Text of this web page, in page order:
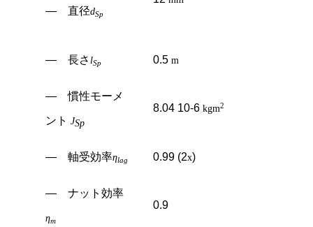
― 直径dSp
― 長さ lSp 0.5 m
― 慣性モーメ
ント JSp
8.04 10-6 kgm2
― 軸受効率ηlag 0.99 (2x)
― ナット効率
ηm
0.9